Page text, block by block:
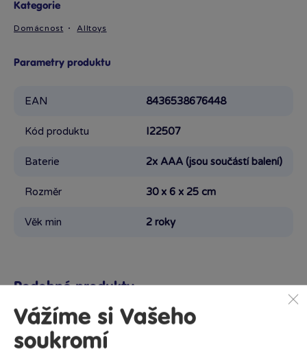
Set s 10 zábavnými zvuky. Stiskni nos a bude se smát!
Zametej, aby se rozesmál! Uklízecí sada vyžaduje 2× AAA
(R03) 1,5V baterie, které jsou součástí balení.
Kategorie
Domácnost Alltoys
Parametry produktu
EAN 8436538676448
Kód produktu I22507
Baterie 2x AAA (jsou součástí balení)
Rozměr 30 x 6 x 25 cm
Věk min 2 roky
Podobné produkty
Vážíme si Vašeho
soukromí